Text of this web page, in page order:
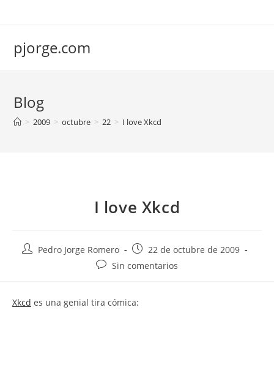
pjorge.com
Blog
> 2009 > octubre > 22 > I love Xkcd
I love Xkcd
AutorPedro Jorge Romero
Publicación
de
22 de octubre de 2009
Comentarios
entrada:
Sin comentarios
Xkcd es una genial tira cómica: